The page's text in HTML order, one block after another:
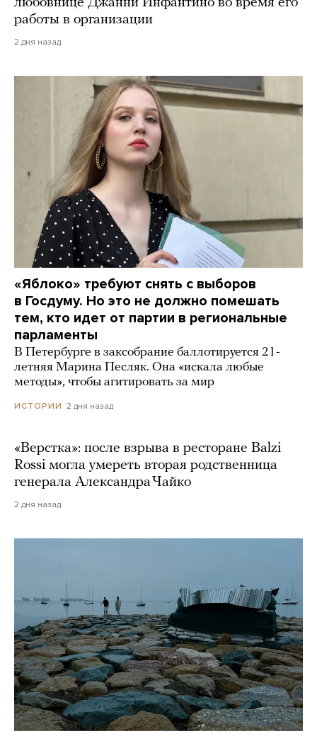
работы в организации
2 дня назад
«Яблоко» требуют снять с выборов
в Госдуму. Но это не должно помешать
тем, кто идет от партии в региональные
парламенты
В Петербурге в заксобрание баллотируется 21-
летняя Марина Песляк. Она «искала любые
методы», чтобы агитировать за мир
ИСТОРИИ 2 дня назад
«Верстка»: после взрыва в ресторане Balzi
Rossi могла умереть вторая родственница
генерала Александра Чайко
2 дня назад